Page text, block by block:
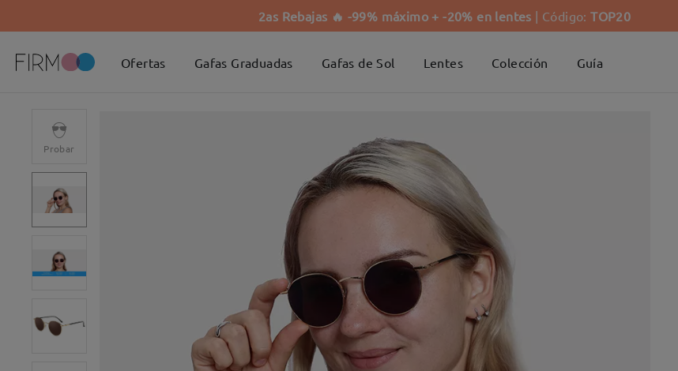
2as Rebajas 🔥 -99% máximo + -20% en lentes | Código:TOP20
Ofertas Gafas Graduadas Gafas de Sol Lentes Colección Guía
Probar